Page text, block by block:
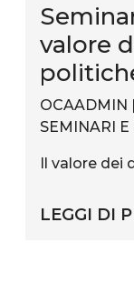
valore
OCAADMIN
SEMINARI E
Il valore dei
LEGGI DI